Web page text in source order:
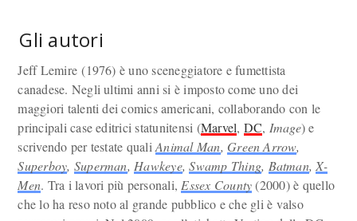
Gli autori
Jeff Lemire (1976) è uno sceneggiatore e fumettista
canadese. Negli ultimi anni si è imposto come uno dei
maggiori talenti dei comics americani, collaborando con le
principali case editrici statunitensi (Marvel, DC, Image) e
scrivendo per testate qualiAnimal Man, Green Arrow,
Superboy, Superman, Hawkeye,Swamp Thing, Batman, X-
Men. Tra i lavori più personali, Essex County(2000) è quello
che lo ha reso noto al grande pubblico e che gli è valso